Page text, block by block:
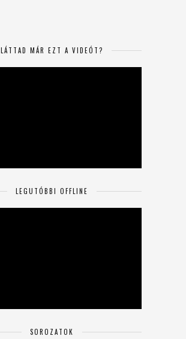
LÁTTAD MÁR EZT A VIDEÓT?
LEGUTÓBBI OFFLINE
SOROZATOK